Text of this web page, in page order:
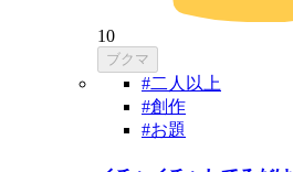
10
ブクマ
#二人以上
#創作
#お題